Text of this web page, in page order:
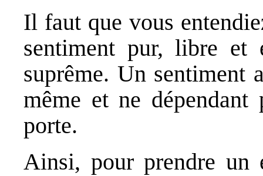
Il faut que vous
sentiment pur, libre et
suprême. Un sentiment
même et ne
porte.
Ainsi, pour prendre un